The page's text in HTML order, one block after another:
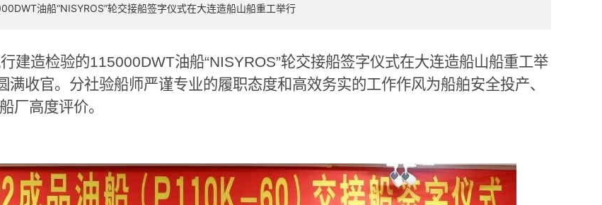
油船“NISYROS”轮交接船签字仪式在大连造船山船重工举行
建造检验的115000DWT油船“NISYROS”轮交接船签字仪式在大连造船山船重工举
满收官。分社验船师严谨专业的履职态度和高效务实的工作作风为船舶安全投产、
厂高度评价。